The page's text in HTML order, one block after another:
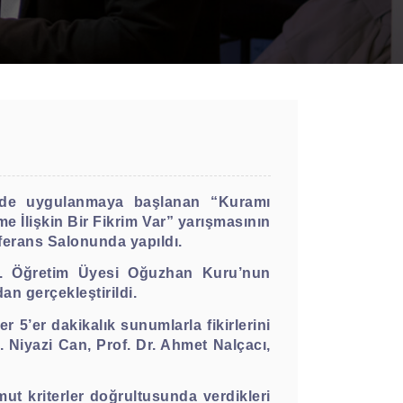
uygulanmaya başlanan “Kuramı
İlişkin Bir Fikrim Var” yarışmasının
Salonunda yapıldı.
Üyesi Oğuzhan Kuru’nun
gerçekleştirildi.
5’er dakikalık sunumlarla fikirlerini
Can, Prof. Dr. Ahmet Nalçacı,
kriterler doğrultusunda verdikleri